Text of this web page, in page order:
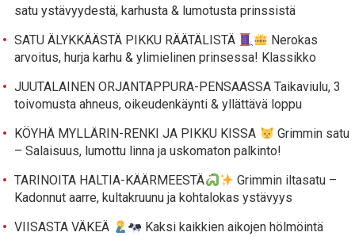
satu ystävyydestä, karhusta & lumotusta prinssistä
SATU ÄLYKKÄÄSTÄ PIKKU RÄÄTÄLISTÄ
Nerokas
arvoitus, hurja karhu & ylimielinen prinsessa! Klassikko
JUUTALAINEN ORJANTAPPURA-PENSAASSA Taikaviulu, 3
toivomusta ahneus, oikeudenkäynti & yllättävä loppu
KÖYHÄ MYLLÄRIN-RENKI JA PIKKU KISSA
Grimmin satu
– Salaisuus, lumottu linna ja uskomaton palkinto!
TARINOITA HALTIA-KÄÄRMEESTÄ
Grimmin iltasatu –
Kadonnut aarre, kultakruunu ja kohtalokas ystävyys
VIISASTA VÄKEÄ
Kaksi kaikkien aikojen hölmöintä